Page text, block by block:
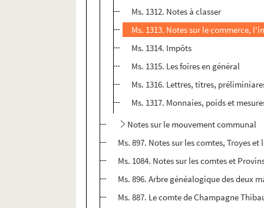
Ms. 1312. Notes à classer
Ms. 1313. Notes sur le commerce,
Ms. 1314. Impôts
Ms. 1315. Les foires en général
Ms. 1316. Lettres, titres,
Ms. 1317. Monnaies, poids et
Notes sur le mouvement communal
Ms. 897. Notes sur les comtes, Troyes
Ms. 1084. Notes sur les comtes et
Ms. 896. Arbre généalogique des deux
Ms. 887. Le comte de Champagne